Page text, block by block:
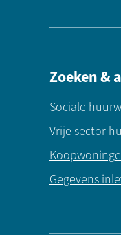
Zoeken &
Sociale
Vrije sector
Gegevens